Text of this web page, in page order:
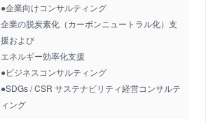
●企業向けコンサルティング
企業の脱炭素化（カーボンニュートラル化）支
援および
エネルギー効率化支援
●ビジネスコンサルティング
●SDGs / CSR サステナビリティ経営コンサルテ
ィング